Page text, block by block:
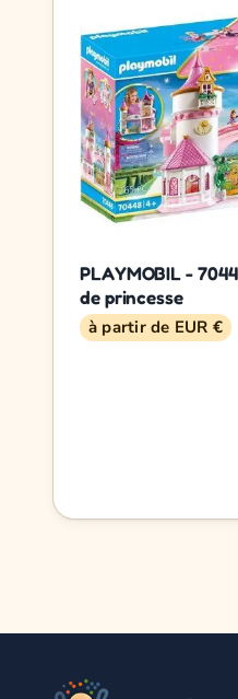
PLAYMOBIL -
de princesse
à partir de EUR €